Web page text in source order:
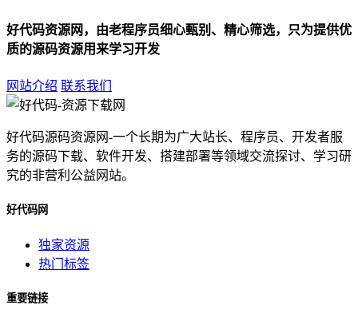
好代码资源网，由老程序员细心甄别、精心筛选，只为提供优
质的源码资源用来学习开发
网站介绍 联系我们
好代码源码资源网-一个长期为广大站长、程序员、开发者服
务的源码下载、软件开发、搭建部署等领域交流探讨、学习研
究的非营利公益网站。
好代码网
独家资源
热门标签
重要链接